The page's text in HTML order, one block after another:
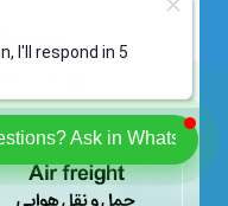
Ask in Whatsapp
I'll respond in 5